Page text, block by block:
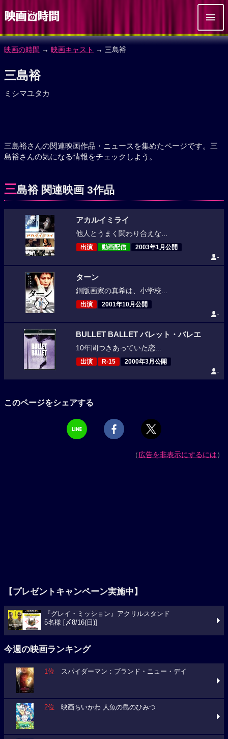
映画の時間 → 映画キャスト → 三島裕
三島裕
ミシマユタカ
三島裕さんの関連映画作品・ニュースを集めたページです。三
島裕さんの気になる情報をチェックしよう。
三島裕 関連映画 3作品
アカルイミライ
他人とうまく関わり合えな...
出演 動画配信 2003年1月公開
-
ターン
銅版画家の真希は、小学校...
出演 2001年10月公開
-
BULLET BALLET バレット・バレエ
10年間つきあっていた恋...
出演 R-15 2000年3月公開
-
このページをシェアする
（広告を非表示にするには）
【プレゼントキャンペーン実施中】
『グレイ・ミッション』アクリルスタンド
5名様 [〆8/16(日)]
今週の映画ランキング
1位 スパイダーマン：ブランド・ニュー・デイ
2位 映画ちいかわ 人魚の島のひみつ